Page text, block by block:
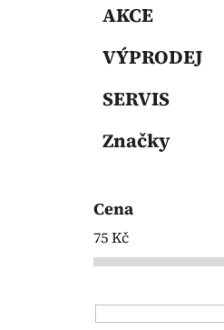
AKCE
VÝPRODEJ
SERVIS
Značky
Cena
75Kč